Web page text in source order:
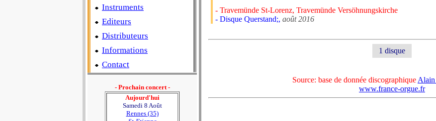
Instruments
Editeurs
Distributeurs
Informations
Contact
- Prochain concert -
Aujourd'hui
Samedi 8 Août
Rennes (35)
- Travemünde St-Lorenz, Travemünde Versöhnungskirche
- Disque Querstand;, août 2016
1 disque
Source: base de donnée discographique
www.france-orgue.fr